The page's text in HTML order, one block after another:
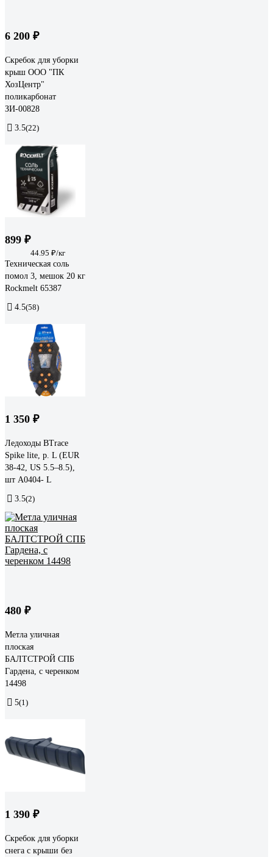
6 200 ₽
Скребок для уборки
крыш ООО "ПК
ХозЦентр"
поликарбонат
ЗИ-00828
3.5(22)
899 ₽
44.95 ₽/кг
Техническая соль
помол 3, мешок 20 кг
Rockmelt 65387
4.5(58)
1 350 ₽
Ледоходы BTrace
Spike lite, р. L (EUR
38-42, US 5.5–8.5),
шт A0404- L
3.5(2)
480 ₽
Метла уличная
плоская
БАЛТСТРОЙ СПБ
Гардена, с черенком
14498
5(1)
1 390 ₽
Скребок для уборки
снега с крыши без